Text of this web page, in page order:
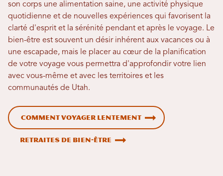
son corps une alimentation saine, une activité physique
quotidienne et de nouvelles expériences qui favorisent la
clarté d'esprit et la sérénité pendant et après le voyage. Le
bien-être est souvent un désir inhérent aux vacances ou à
une escapade, mais le placer au cœur de la planification
de votre voyage vous permettra d'approfondir votre lien
avec vous-même et avec les territoires et les
communautés de Utah.
Comment voyager lentement
Retraites de bien-être